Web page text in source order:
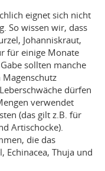
eignet sich nicht
So wissen wir, dass
Johanniskraut,
für einige Monate
sollten manche
dürfen
verwendet
(das gilt z.B. für
Artischocke).
die das
Echinacea, Thuja und